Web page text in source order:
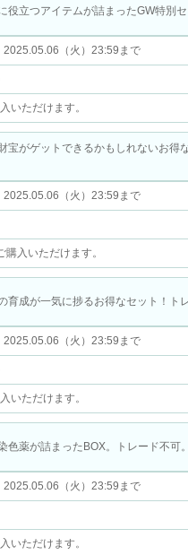
役立つアイテムが詰まったGW特別
（火）23:59まで
いただけます。
宝がゲットできるかもしれないお得
（火）23:59まで
入いただけます。
育成が一気に捗るお得なセット！ト
（火）23:59まで
いただけます。
色薬が詰まったBOX。トレード不可。
（火）23:59まで
いただけます。